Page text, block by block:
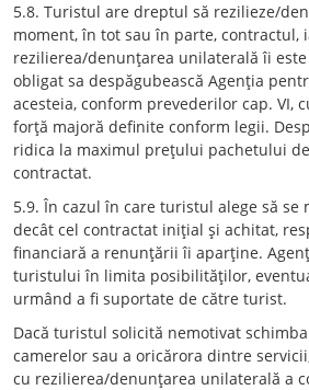
5.8. Turistul are dreptul să rezilieze/
moment, în tot sau în parte, contractul,
rezilierea/denunţarea unilaterală îi
obligat sa despăgubească Agenţia
acesteia, conform prevederilor cap. VI,
forţă majoră definite conform legii.
ridica la maximul preţului pachetului
contractat.
5.9. În cazul în care turistul alege să se
decât cel contractat iniţial şi achitat,
financiară a renunţării îi aparţine.
turistului în limita posibilităţilor,
urmând a fi suportate de către turist.
Dacă turistul solicită nemotivat
camerelor sau a oricărora dintre
cu rezilierea/denunţarea unilaterală a